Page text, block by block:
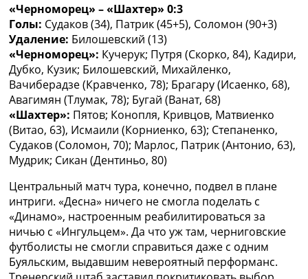
«Черноморец» – «Шахтер» 0:3
Голы: Судаков (34), Патрик (45+5), Соломон (90+3)
Удаление: Билошевский (13)
«Черноморец»: Кучерук; Путря (Скорко, 84), Кадири,
Дубко, Кузик; Билошевский, Михайленко,
Вачиберадзе (Кравченко, 78); Брагару (Исаенко, 68),
Авагимян (Тлумак, 78); Бугай (Ванат, 68)
«Шахтер»: Пятов; Конопля, Кривцов, Матвиенко
(Витао, 63), Исмаили (Корниенко, 63); Степаненко,
Судаков (Соломон, 70); Марлос, Патрик (Антонио, 63),
Мудрик; Сикан (Дентиньо, 80)
Центральный матч тура, конечно, подвел в плане
интриги. «Десна» ничего не смогла поделать с
«Динамо», настроенным реабилитироваться за
ничью с «Ингульцем». Да что уж там, черниговские
футболисты не смогли справиться даже с одним
Буяльским, выдавшим невероятный перформанс.